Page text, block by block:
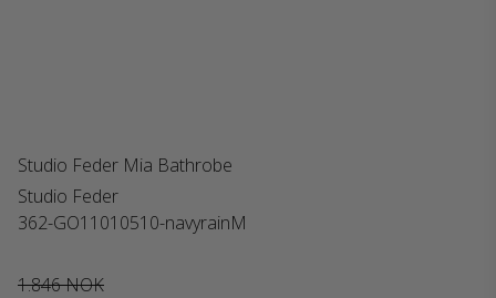
Studio Feder Mia Bathrobe
Studio Feder
362-GO11010510-navyrainM
1.846 NOK